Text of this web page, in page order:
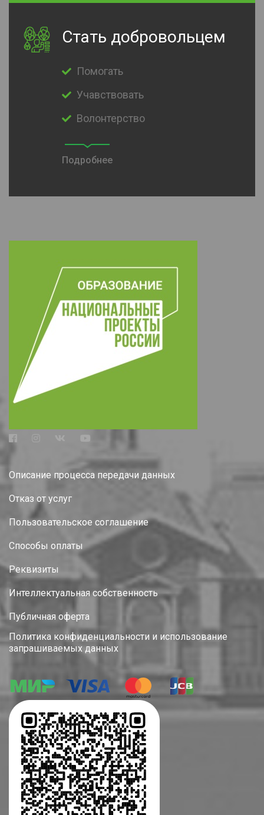
Стать добровольцем
Помогать
Учавствовать
Волонтерство
Подробнее
Описание процесса передачи данных
Отказ от услуг
Пользовательское соглашение
Способы оплаты
Реквизиты
Интеллектуальная собственность
Публичная оферта
Политика конфиденциальности и использование
запрашиваемых данных